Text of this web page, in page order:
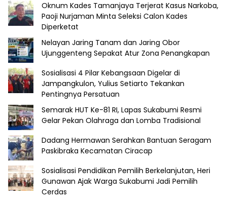
Oknum Kades Tamanjaya Terjerat Kasus Narkoba,
Paoji Nurjaman Minta Seleksi Calon Kades
Diperketat
Nelayan Jaring Tanam dan Jaring Obor
Ujunggenteng Sepakat Atur Zona Penangkapan
Sosialisasi 4 Pilar Kebangsaan Digelar di
Jampangkulon, Yulius Setiarto Tekankan
Pentingnya Persatuan
Semarak HUT Ke-81 RI, Lapas Sukabumi Resmi
Gelar Pekan Olahraga dan Lomba Tradisional
Dadang Hermawan Serahkan Bantuan Seragam
Paskibraka Kecamatan Ciracap
Sosialisasi Pendidikan Pemilih Berkelanjutan, Heri
Gunawan Ajak Warga Sukabumi Jadi Pemilih
Cerdas